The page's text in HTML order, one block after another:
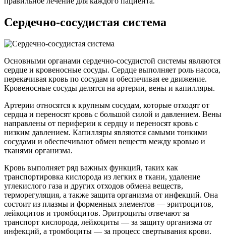
Сердечно-сосудистая система
Основными органами сердечно-сосудистой системы являются
сердце и кровеносные сосуды. Сердце выполняет роль насоса,
перекачивая кровь по сосудам и обеспечивая ее движение.
Кровеносные сосуды делятся на артерии, вены и капилляры.
Артерии относятся к крупным сосудам, которые отходят от
сердца и переносят кровь с большой силой и давлением. Вены
направлены от периферии к сердцу и переносят кровь с
низким давлением. Капилляры являются самыми тонкими
сосудами и обеспечивают обмен веществ между кровью и
тканями организма.
Кровь выполняет ряд важных функций, таких как
транспортировка кислорода из легких в ткани, удаление
углекислого газа и других отходов обмена веществ,
терморегуляция, а также защита организма от инфекций. Она
состоит из плазмы и форменных элементов — эритроцитов,
лейкоцитов и тромбоцитов. Эритроциты отвечают за
транспорт кислорода, лейкоциты — за защиту организма от
инфекций, а тромбоциты — за процесс свертывания крови.